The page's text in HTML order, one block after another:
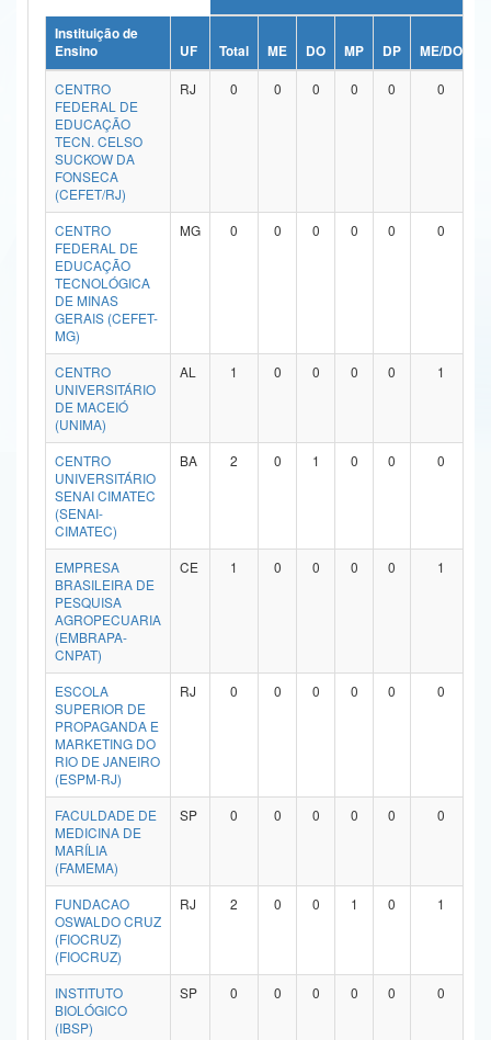
Ministério da Ciência, Tecnologia, Inovações e Comunicações
Ministério do Meio Ambiente
Ministério do Turismo
Ministério do Desenvolvimento Regional
Controladoria-Geral da União
Ministério da Mulher, da Família e dos Direitos Humanos
Secretaria-Geral
Secretaria de Governo
Gabinete de Segurança Institucional
Advocacia-Geral da União
Banco Central do Brasil
Instituição de
Ensino
UF Total ME DO MP DP ME/DO
CENTRO
FEDERAL DE
EDUCAÇÃO
TECN. CELSO
SUCKOW DA
FONSECA
(CEFET/RJ)
RJ 0 0 0 0 0 0
CENTRO
FEDERAL DE
EDUCAÇÃO
TECNOLÓGICA
DE MINAS
GERAIS (CEFET-
MG)
MG 0 0 0 0 0 0
CENTRO
UNIVERSITÁRIO
DE MACEIÓ
(UNIMA)
AL 1 0 0 0 0 1
CENTRO
UNIVERSITÁRIO
SENAI CIMATEC
(SENAI-
CIMATEC)
BA 2 0 1 0 0 0
EMPRESA
BRASILEIRA DE
PESQUISA
AGROPECUARIA
(EMBRAPA-
CNPAT)
CE 1 0 0 0 0 1
ESCOLA
SUPERIOR DE
PROPAGANDA E
MARKETING DO
RIO DE JANEIRO
(ESPM-RJ)
RJ 0 0 0 0 0 0
FACULDADE DE
MEDICINA DE
MARÍLIA
(FAMEMA)
SP 0 0 0 0 0 0
FUNDACAO
OSWALDO CRUZ
(FIOCRUZ)
(FIOCRUZ)
RJ 2 0 0 1 0 1
INSTITUTO
BIOLÓGICO
(IBSP)
SP 0 0 0 0 0 0